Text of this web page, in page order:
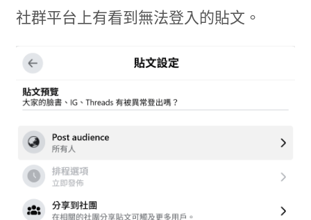
社群平台上有看到無法登入的貼文。